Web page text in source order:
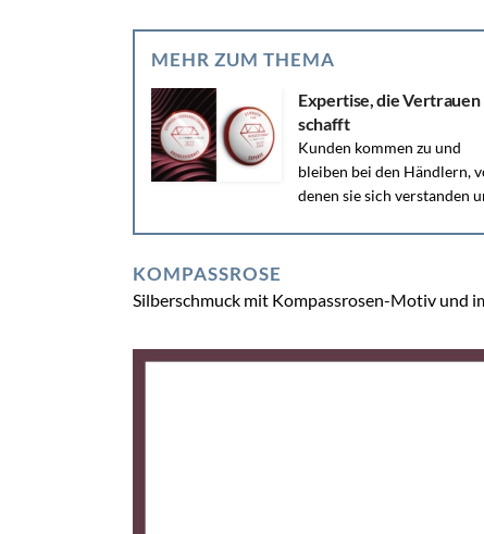
MEHR ZUM THEMA
Expertise, die Vertrauen
schafft
Kunden kommen zu und
bleiben bei den Händlern,
denen sie sich verstanden
KOMPASSROSE
Silberschmuck mit Kompassrosen-Motiv und